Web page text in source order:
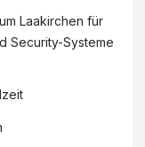
Laakirchen für
Security-Systeme